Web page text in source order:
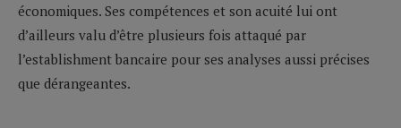
économiques. Ses compétences et son acuité lui ont
d’ailleurs valu d’être plusieurs fois attaqué par
l’establishment bancaire pour ses analyses aussi précises
que dérangeantes.